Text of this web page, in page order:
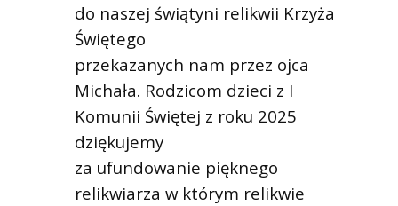
do naszej świątyni relikwii Krzyża
Świętego
przekazanych nam przez ojca
Michała. Rodzicom dzieci z I
Komunii Świętej z roku 2025
dziękujemy
za ufundowanie pięknego
relikwiarza w którym relikwie